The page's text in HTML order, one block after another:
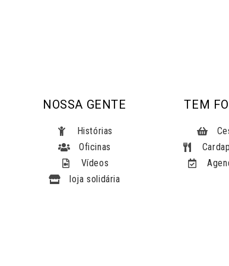
NOSSA GENTE
Histórias
Oficinas
Vídeos
loja solidária
TEM